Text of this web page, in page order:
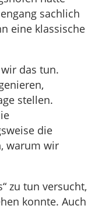
sachlich
eine klassische
das tun.
stellen.
die
warum wir
zu tun versucht,
konnte. Auch